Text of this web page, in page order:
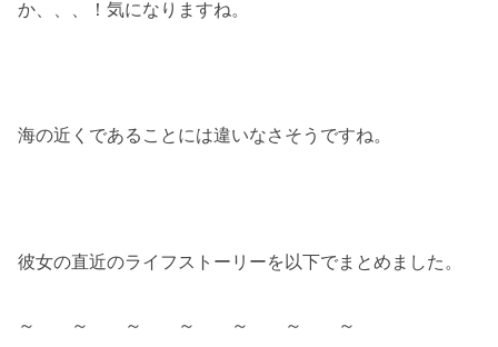
か、、、！気になりますね。
海の近くであることには違いなさそうですね。
彼女の直近のライフストーリーを以下でまとめました。
～ ～ ～ ～ ～ ～ ～